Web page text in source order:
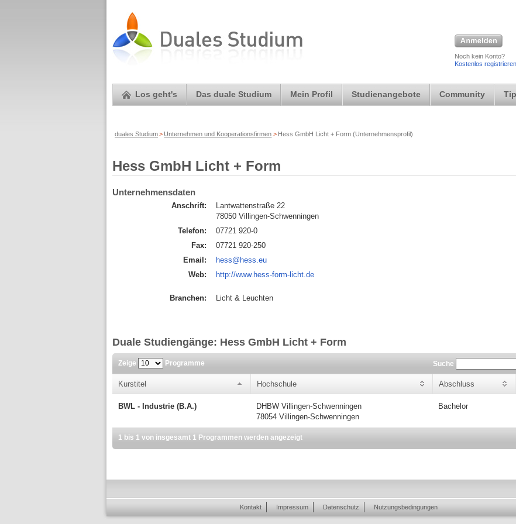
Noch kein Konto?
Kostenlos registrieren
Los geht's Das duale Studium Mein Profil Studienangebote Community
duales Studium> Unternehmen und Kooperationsfirmen > Hess GmbH Licht + Form (Unternehmensprofil)
Hess GmbH Licht + Form
Unternehmensdaten
Anschrift:
Lantwattenstraße 22
78050 Villingen-Schwenningen
Telefon:
07721 920-0
Fax:
07721 920-250
Email:
hess@hess.eu
Web:
http://www.hess-form-licht.de
Branchen: Licht & Leuchten
Duale Studiengänge: Hess GmbH Licht + Form
Zeige Programme Suche
Kurstitel Hochschule Abschluss
BWL - Industrie (B.A.)
DHBW Villingen-Schwenningen
78054 Villingen-Schwenningen
Bachelor
1 bis 1 von insgesamt 1 Programmen werden angezeigt
Kontakt Impressum Datenschutz Nutzungsbedingungen